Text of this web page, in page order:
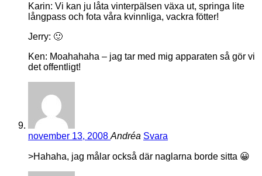
Karin: Vi kan ju låta vinterpälsen växa ut, springa lite
långpass och fota våra kvinnliga, vackra fötter!
Jerry: 🙂
Ken: Moahahaha – jag tar med mig apparaten så gör vi
det offentligt!
november 13, 2008 Andréa Svara
>Hahaha, jag målar också där naglarna borde sitta 😀